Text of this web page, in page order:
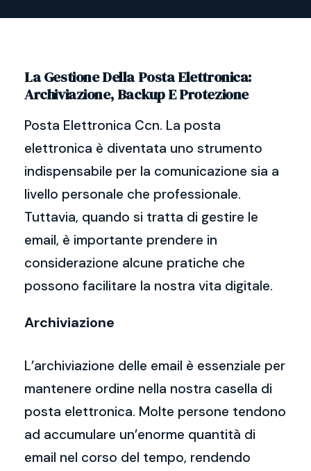
La Gestione Della Posta Elettronica:
Archiviazione, Backup E Protezione
Posta Elettronica Ccn. La posta
elettronica è diventata uno strumento
indispensabile per la comunicazione sia a
livello personale che professionale.
Tuttavia, quando si tratta di gestire le
email, è importante prendere in
considerazione alcune pratiche che
possono facilitare la nostra vita digitale.
Archiviazione
L’archiviazione delle email è essenziale per
mantenere ordine nella nostra casella di
posta elettronica. Molte persone tendono
ad accumulare un’enorme quantità di
email nel corso del tempo, rendendo